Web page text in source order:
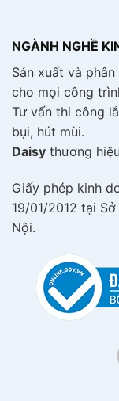
NGÀNH NGHỀ
Sản xuất và
cho mọi công
Tư vấn thi công
bụi, hút mùi.
Daisy thương
Giấy phép kinh
19/01/2012 tại
Nội.